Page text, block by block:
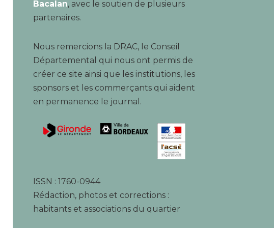
Bacalan, avec le soutien de plusieurs
partenaires.
Nous remercions la DRAC, le Conseil
Départemental qui nous ont permis de
créer ce site ainsi que les institutions, les
sponsors et les commerçants qui aident
en permanence le journal.
ISSN : 1760-0944
Rédaction, photos et corrections :
habitants et associations du quartier